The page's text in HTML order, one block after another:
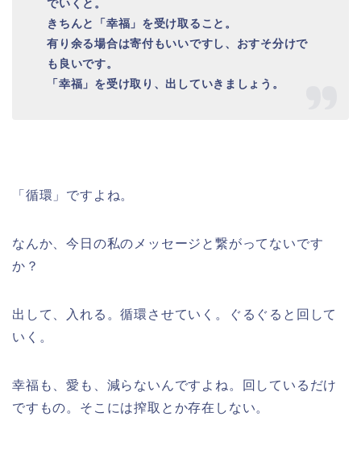
でいくと。
きちんと「幸福」を受け取ること。
有り余る場合は寄付もいいですし、おすそ分けで
も良いです。
「幸福」を受け取り、出していきましょう。
「循環」ですよね。
なんか、今日の私のメッセージと繋がってないです
か？
出して、入れる。循環させていく。ぐるぐると回して
いく。
幸福も、愛も、減らないんですよね。回しているだけ
ですもの。そこには搾取とか存在しない。